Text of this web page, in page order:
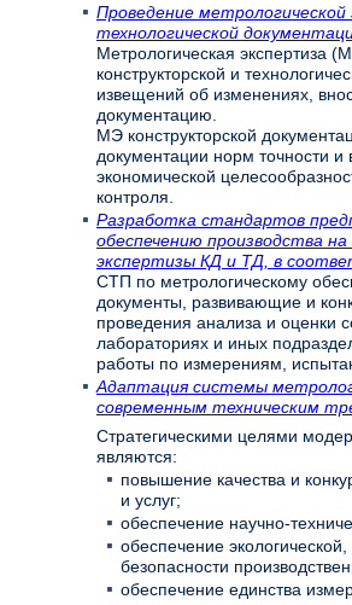
Проведение
технологической
Метрологическая экспертиза
конструкторской и
извещений об изменениях,
документацию.
МЭ конструкторской
документации норм точности и
экономической
контроля.
Разработка стандартов
обеспечению производства
экспертизы КД и ТД, в
СТП по метрологическому
документы, развивающие и
проведения анализа и оценки
лабораториях и иных
работы по измерениям,
Адаптация системы
современным техническим
Стратегическими целями
являются:
повышение качества и
и услуг;
обеспечение научно-
обеспечение
безопасности
обеспечение единства